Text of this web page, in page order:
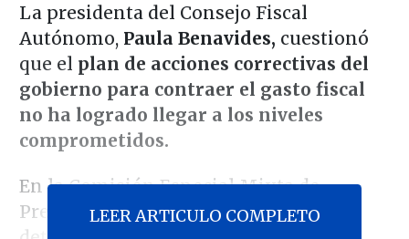
La presidenta del Consejo Fiscal
Autónomo, Paula Benavides, cuestionó
que el plan de acciones correctivas del
gobierno para contraer el gasto fiscal
no ha logrado llegar a los niveles
comprometidos.
En la Comisión Especial Mixta de
Presupuestos del Senado, Benavides
LEER ARTICULO COMPLETO